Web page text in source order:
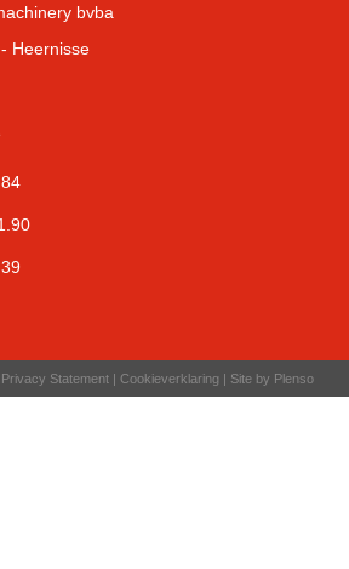
bvba
Heernisse
Privacy Statement | Cookieverklaring | Site by Plenso